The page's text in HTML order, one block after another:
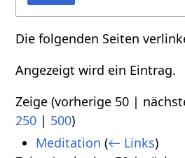
Die folgenden Seiten
Angezeigt wird ein Eintrag.
Zeige (vorherige 50 |
250 | 500)
Meditation (← Links)